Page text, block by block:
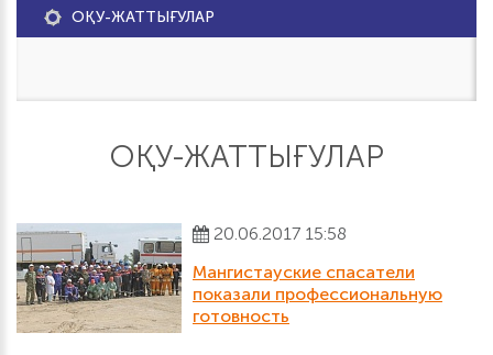
ОҚУ-ЖАТТЫҒУЛАР
ОҚУ-ЖАТТЫҒУЛАР
20.06.2017 15:58
Мангистауские спасатели
показали профессиональную
готовность